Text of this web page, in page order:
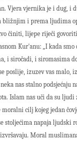
Vjera vjernika je i dug, i
i prema ljudima
činiti, lijepe riječi
Kur'anu: „I kada
i siročadi, i siromasima
poslije, izuzev vas malo,
nas stalno podsjećaju
Islam nas uči da su ljudi
cilj kojeg jedan
stoljećima napaja ljudski
Moral